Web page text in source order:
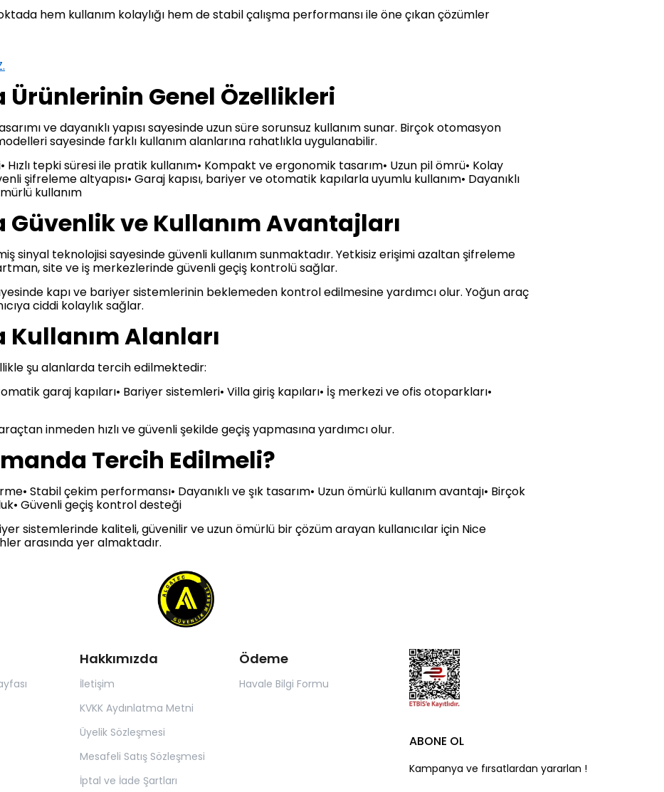
hem kullanım kolaylığı hem de stabil çalışma performansı ile öne çıkan çözümler
Ürünlerinin Genel Özellikleri
ve dayanıklı yapısı sayesinde uzun süre sorunsuz kullanım sunar. Birçok otomasyon
sayesinde farklı kullanım alanlarına rahatlıkla uygulanabilir.
Hızlı tepki süresi ile pratik kullanım• Kompakt ve ergonomik tasarım• Uzun pil ömrü• Kolay
şifreleme altyapısı• Garaj kapısı, bariyer ve otomatik kapılarla uyumlu kullanım• Dayanıklı
kullanım
Güvenlik ve Kullanım Avantajları
sinyal teknolojisi sayesinde güvenli kullanım sunmaktadır. Yetkisiz erişimi azaltan şifreleme
site ve iş merkezlerinde güvenli geçiş kontrolü sağlar.
kapı ve bariyer sistemlerinin beklemeden kontrol edilmesine yardımcı olur. Yoğun araç
ciddi kolaylık sağlar.
Alanları
şu alanlarda tercih edilmektedir:
garaj kapıları• Bariyer sistemleri• Villa giriş kapıları• İş merkezi ve ofis otoparkları•
inmeden hızlı ve güvenli şekilde geçiş yapmasına yardımcı olur.
Tercih Edilmeli?
Stabil çekim performansı• Dayanıklı ve şık tasarım• Uzun ömürlü kullanım avantajı• Birçok
Güvenli geçiş kontrol desteği
sistemlerinde kaliteli, güvenilir ve uzun ömürlü bir çözüm arayan kullanıcılar için Nice
arasında yer almaktadır.
Hakkımızda
İletişim
KVKK Aydınlatma Metni
Üyelik Sözleşmesi
Mesafeli Satış Sözleşmesi
İptal ve İade Şartları
Ödeme
Havale Bilgi Formu
ABONE OL
Kampanya ve fırsatlardan yararlan !